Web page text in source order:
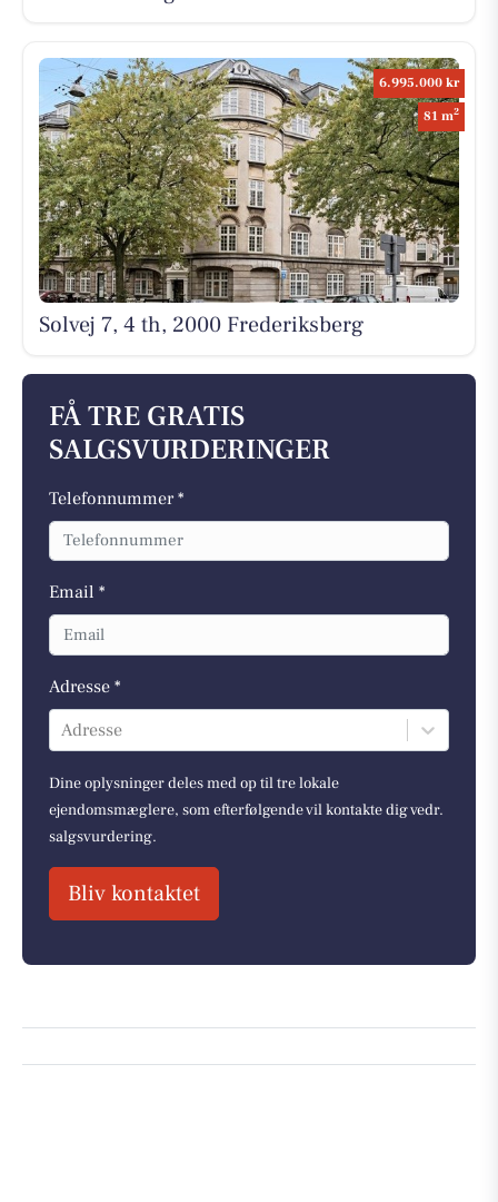
6.995.000 kr
81 m2
Solvej 7, 4 th, 2000 Frederiksberg
FÅ TRE GRATIS
SALGSVURDERINGER
Telefonnummer *
Email *
Adresse *
Adresse
Dine oplysninger deles med op til tre lokale
ejendomsmæglere, som efterfølgende vil kontakte dig vedr.
salgsvurdering.
Bliv kontaktet